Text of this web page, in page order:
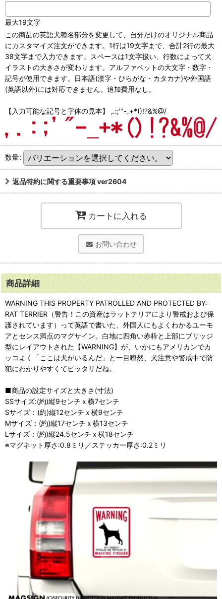
最大19文字
この商品の英語犬種名部分を変更して、自分だけのオリジナル商品
にカスタマイズ注文ができます。1行は19文字まで、合計2行の最大
38文字まで入力できます。スペースは1文字扱い、行数によって犬
イラストの大きさが変わります。アルファベットの大文字・数字・
記号が使用できます。日本語(漢字・ひらがな・カタカナ)や外国語
(英語以外)には対応できません。追加費用なし。
【入力可能な記号と字体の見本】 ,.:;'"-_+*()!?&%@/
数量:
返品特約に関する重要事項 ver2604
カートに入れる
お問い合わせ
商品詳細
WARNING THIS PROPERTY PATROLLED AND PROTECTED BY:
RAT TERRIER（警告！この資産はラットテリアにより警戒および保
護されています）って英語で書いた、外国人にもよくわかるユーモ
アとセンス満点のマグサイン。白地に四角い赤枠と上部にブリッジ
型にレイアウトされた【WARNING】が、いかにもアメリカンでカ
ッコよく「ここは犬がいるんだ」と一目瞭然、犬注意や警戒中で防
犯にわかりやすくてピッタリだね。
■商品の設定サイズと大きさ(寸法)
SSサイズ:(約)縦9センチｘ横7センチ
Sサイズ：(約)縦12センチｘ横9センチ
Mサイズ：(約)縦17センチｘ横13センチ
Lサイズ：(約)縦24.5センチｘ横18センチ
※マグネット厚さ:0.8ミリ／ステッカー厚さ:0.2ミリ